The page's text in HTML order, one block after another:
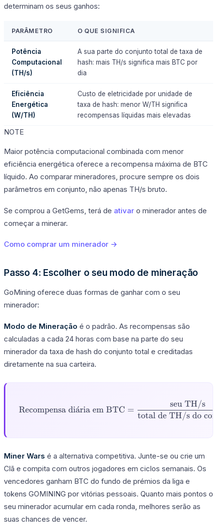
determinam os seus ganhos:
PARÂMETRO O QUE SIGNIFICA
Potência
Computacional
(TH/s)
A sua parte do conjunto total de taxa de
hash: mais TH/s significa mais BTC por
dia
Eficiência
Energética
(W/TH)
Custo de eletricidade por unidade de
taxa de hash: menor W/TH significa
recompensas líquidas mais elevadas
NOTE
Maior potência computacional combinada com menor
eficiência energética oferece a recompensa máxima de BTC
líquido. Ao comparar mineradores, procure sempre os dois
parâmetros em conjunto, não apenas TH/s bruto.
Se comprou a GetGems, terá de ativar o minerador antes de
começar a minerar.
Como comprar um minerador →
Passo 4: Escolher o seu modo de mineração
GoMining oferece duas formas de ganhar com o seu
minerador:
Modo de Mineração é o padrão. As recompensas são
calculadas a cada 24 horas com base na parte do seu
minerador da taxa de hash do conjunto total e creditadas
diretamente na sua carteira.
\text{Recompensa diária
Recompensa dia
ˊria em BTC =
total de TH/s do
seu TH/s
Miner Wars é a alternativa competitiva. Junte-se ou crie um
Clã e compita com outros jogadores em ciclos semanais. Os
vencedores ganham BTC do fundo de prémios da liga e
tokens GOMINING por vitórias pessoais. Quanto mais pontos o
seu minerador acumular em cada ronda, melhores serão as
suas chances de vencer.